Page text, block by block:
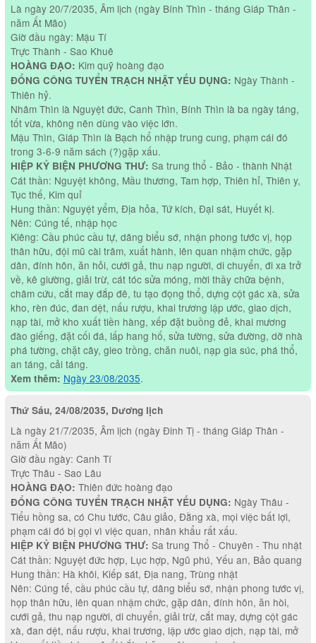
Là ngày 20/7/2035, Âm lịch (ngày Bính Thìn - tháng Giáp Thân -
năm Ất Mão)
Giờ đầu ngày: Mậu Tí
Trực Thành - Sao Khuê
HOÀNG ĐẠO: Kim quỹ hoàng đạo
ĐỔNG CÔNG TUYỂN TRẠCH NHẬT YẾU DỤNG: Ngày Thành -
Thiên hỷ.
Nhâm Thìn là Nguyệt đức, Canh Thìn, Bính Thìn là ba ngày táng,
tốt vừa, không nên dùng vào việc lớn.
Mậu Thìn, Giáp Thìn là Bạch hổ nhập trung cung, phạm cái đó
trong 3-6-9 năm sách (?)gặp xấu.
HIỆP KỶ BIỆN PHƯƠNG THƯ: Sa trung thổ - Bảo - thành Nhật
Cát thần: Nguyệt không, Mầu thương, Tam hợp, Thiên hỉ, Thiên y,
Tục thế, Kim quỉ
Hung thần: Nguyệt yểm, Địa hỏa, Tứ kích, Đại sát, Huyết kị.
Nên: Cúng tế, nhập học
Kiêng: Cầu phúc cầu tự, dâng biểu sớ, nhận phong tước vị, họp
thân hữu, đội mũ cài trâm, xuất hành, lên quan nhậm chức, gặp
dân, đính hôn, ăn hỏi, cưới gả, thu nạp người, di chuyển, đi xa trở
về, kê giường, giải trừ, cát tóc sửa móng, mời thầy chữa bệnh,
châm cứu, cắt may đắp đê, tu tạo đọng thổ, dựng cột gác xà, sửa
kho, rèn đúc, đan dệt, nấu rượu, khai trương lập ước, giao dịch,
nạp tài, mở kho xuất tiền hàng, xếp đặt buồng đẻ, khai mương
đào giếng, đặt cối đá, lấp hang hố, sửa tường, sửa đường, dỡ nhà
phá tường, chặt cây, gieo trồng, chăn nuôi, nạp gia súc, phá thổ,
an táng, cải táng.
Xem thêm: Ngày 23/08/2035.
Thứ Sáu, 24/08/2035, Dương lịch
Là ngày 21/7/2035, Âm lịch (ngày Đinh Tị - tháng Giáp Thân -
năm Ất Mão)
Giờ đầu ngày: Canh Tí
Trực Thâu - Sao Lâu
HOÀNG ĐẠO: Thiên đức hoàng đạo
ĐỔNG CÔNG TUYỂN TRẠCH NHẬT YẾU DỤNG: Ngày Thâu -
Tiểu hồng sa, có Chu tước, Câu giảo, Đằng xà, mọi việc bất lợi,
phạm cái đó bị gọi vì việc quan, nhân khẩu rất xấu.
HIỆP KỶ BIỆN PHƯƠNG THƯ: Sa trung Thổ - Chuyên - Thu nhật
Cát thần: Nguyệt đức hợp, Lục hợp, Ngũ phú, Yếu an, Bảo quang
Hung thần: Hà khôi, Kiếp sát, Địa nang, Trùng nhật
Nên: Cúng tế, cầu phúc cầu tự, dâng biểu sớ, nhận phong tước vị,
họp thân hữu, lên quan nhậm chức, gặp dân, đính hôn, ăn hòi,
cưới gả, thu nạp người, di chuyển, giải trừ, cắt may, dựng cột gác
xà, đan dệt, nấu rượu, khai trương, lập ước giao dịch, nạp tài, mở